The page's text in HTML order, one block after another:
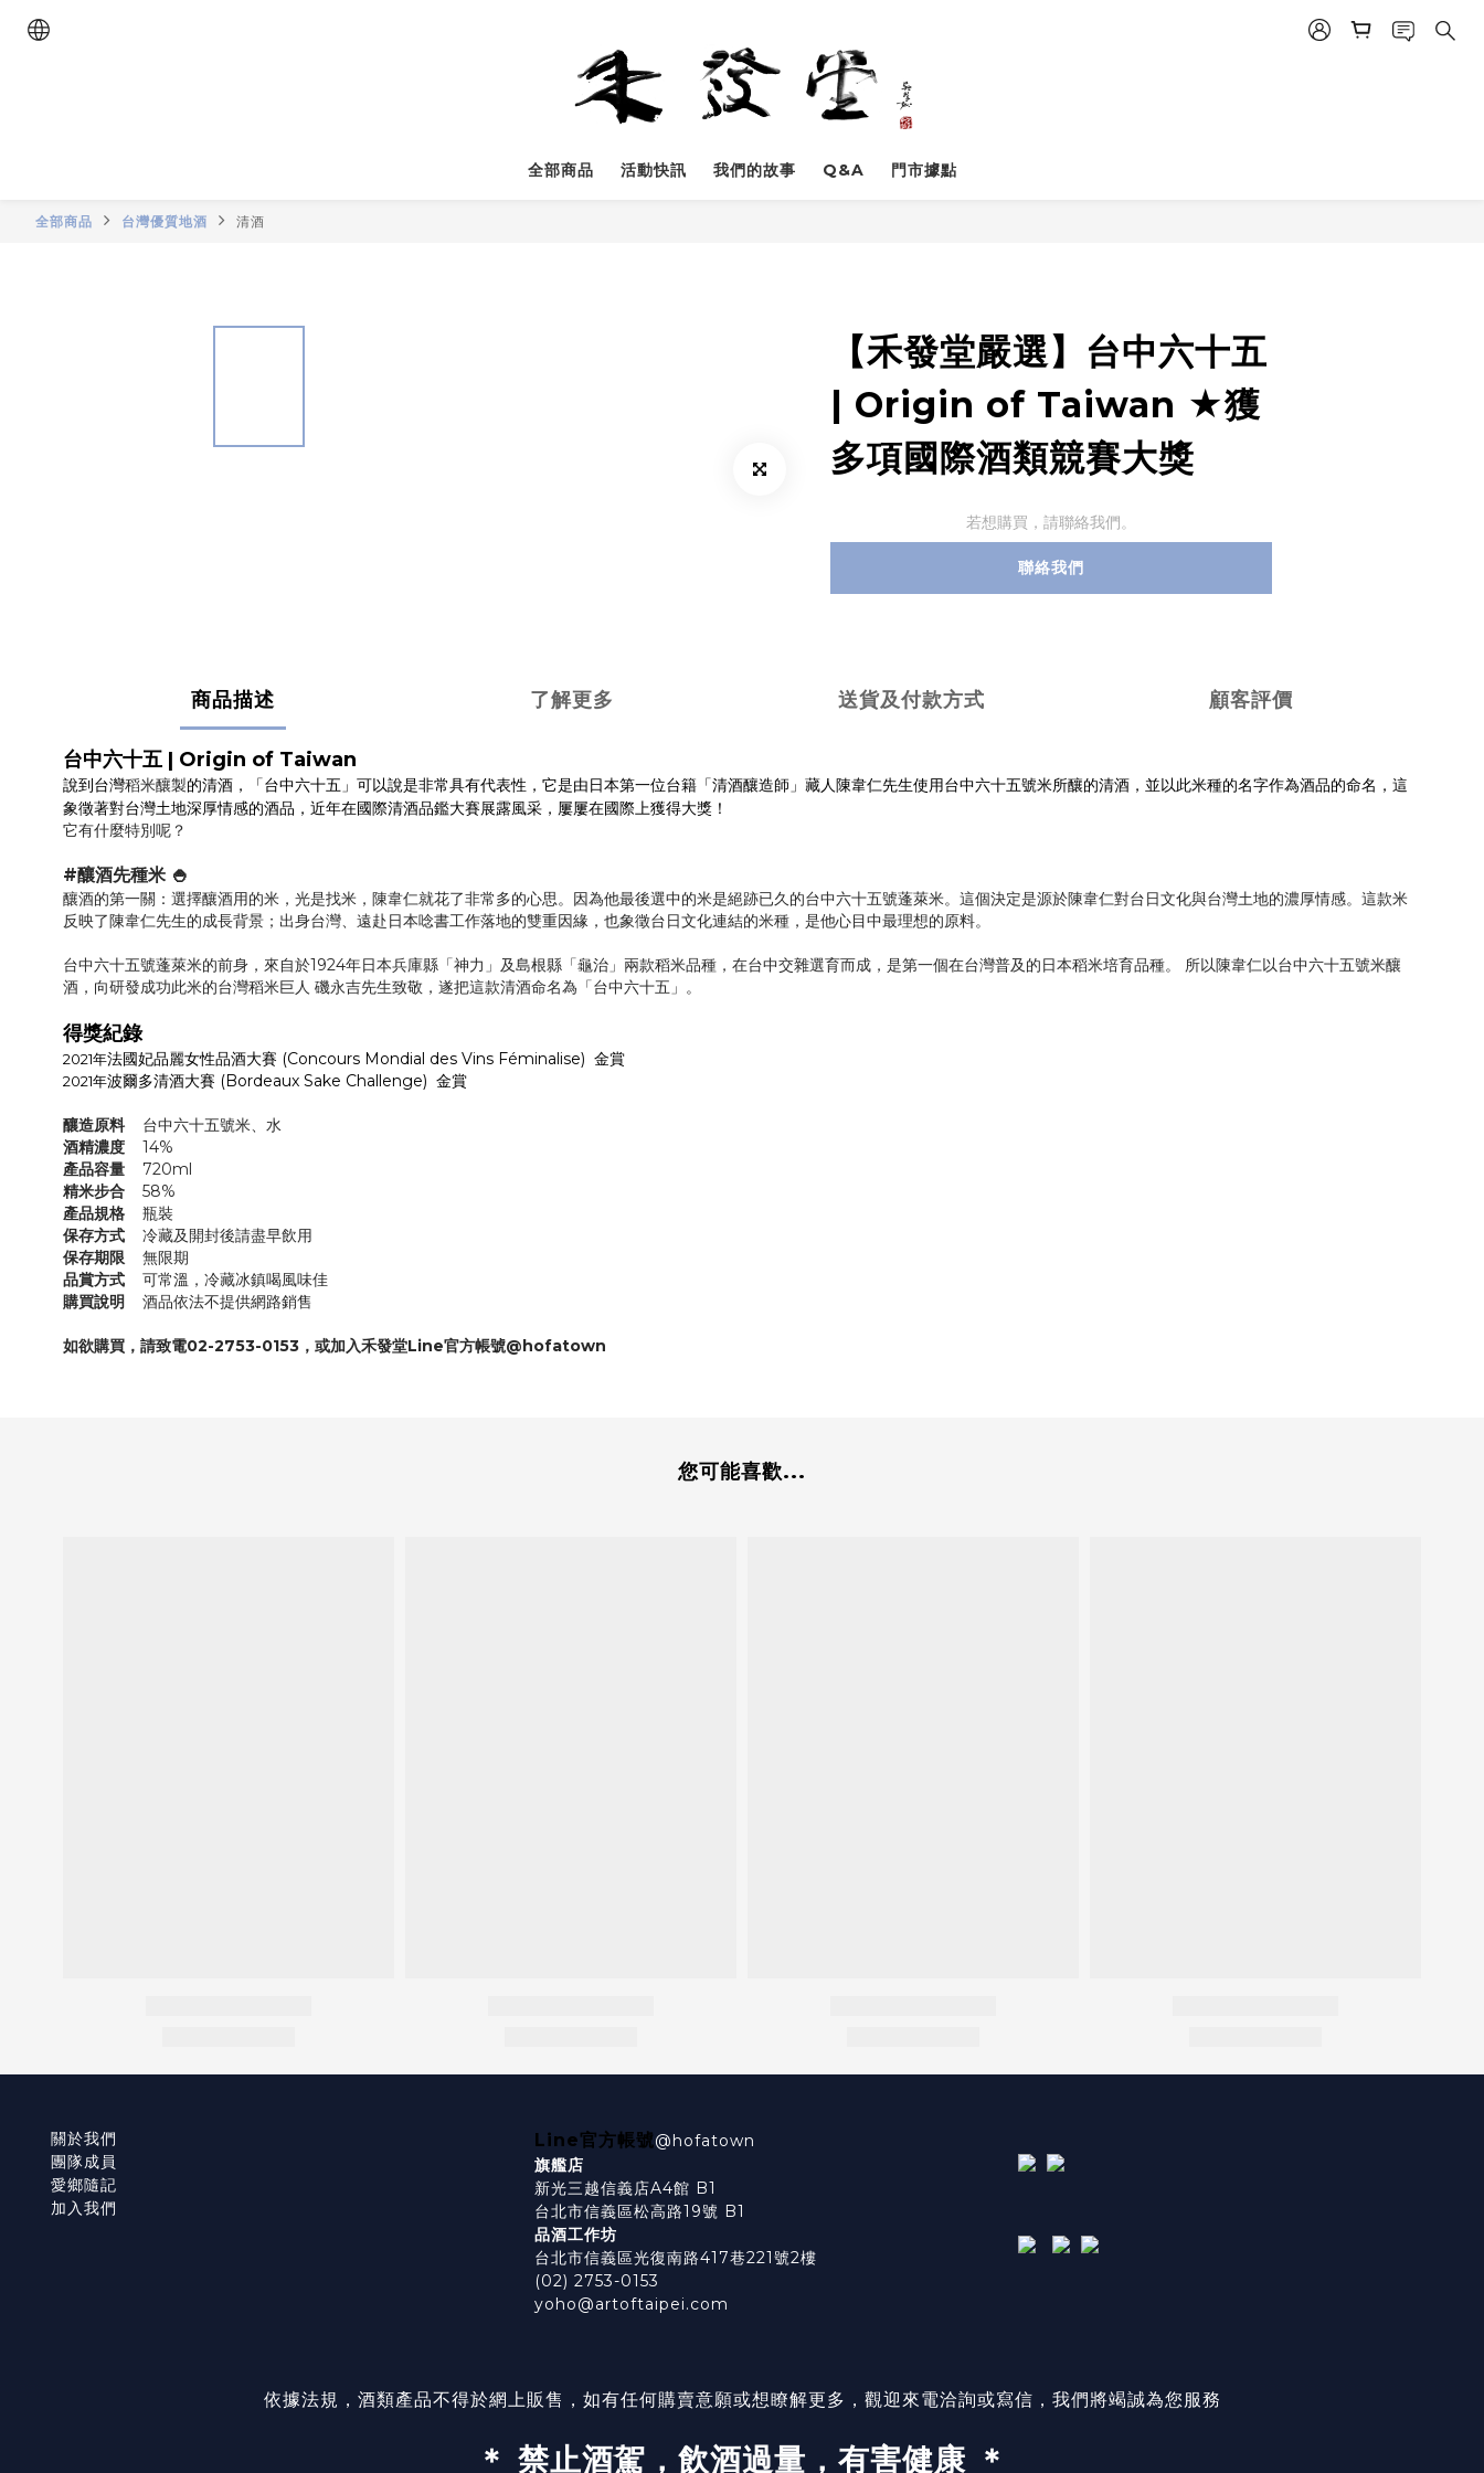
全部商品 活動快訊 我們的故事 Q&A 門市據點
全部商品 台灣優質地酒 清酒
【禾發堂嚴選】台中六十五
| Origin of Taiwan ★獲
多項國際酒類競賽大獎
若想購買，請聯絡我們。
聯絡我們
商品描述 了解更多 送貨及付款方式 顧客評價
台中六十五 | Origin of Taiwan
說到台灣稻米釀製的清酒，「台中六十五」可以說是非常具有代表性，它是由日本第一位台籍「清酒釀造師」藏人陳韋仁先生使用台中六十五號米所釀的清酒，並以此米種的名字作為酒品的命名，這
象徵著對台灣土地深厚情感的酒品，近年在國際清酒品鑑大賽展露風采，屢屢在國際上獲得大獎！
它有什麼特別呢？
#釀酒先種米 🍚
釀酒的第一關：選擇釀酒用的米，光是找米，陳韋仁就花了非常多的心思。因為他最後選中的米是絕跡已久的台中六十五號蓬萊米。這個決定是源於陳韋仁對台日文化與台灣土地的濃厚情感。這款米
反映了陳韋仁先生的成長背景；出身台灣、遠赴日本唸書工作落地的雙重因緣，也象徵台日文化連結的米種，是他心目中最理想的原料。
台中六十五號蓬萊米的前身，來自於1924年日本兵庫縣「神力」及島根縣「龜治」兩款稻米品種，在台中交雜選育而成，是第一個在台灣普及的日本稻米培育品種。 所以陳韋仁以台中六十五號米釀
酒，向研發成功此米的台灣稻米巨人 磯永吉先生致敬，遂把這款清酒命名為「台中六十五」。
得獎紀錄
2021年法國妃品麗女性品酒大賽 (Concours Mondial des Vins Féminalise) 金賞
2021年波爾多清酒大賽 (Bordeaux Sake Challenge) 金賞
釀造原料 台中六十五號米、 水
酒精濃度
14%
產品容量 720ml
精米步合 58%
產品規格 瓶裝
保存方式 冷藏及開封後請盡早飲用
保存期限 無限期
品賞方式
可常溫，冷藏冰鎮喝風味佳
購買說明
酒品依法不提供網路銷售
如欲購買，請致電02-2753-0153，或加入禾發堂Line官方帳號@hofatown
您可能喜歡...
關於我們
團隊成員
愛鄉隨記
加入我們
Line官方帳號@hofatown
旗艦店
新光三越信義店A4館 B1
台北市信義區松高路19號 B1
品酒工作坊
台北市信義區光復南路417巷221號2樓
(02) 2753-0153
yoho@artoftaipei.com
依據法規，酒類產品不得於網上販售，如有任何購賣意願或想瞭解更多，觀迎來電洽詢或寫信，我們將竭誠為您服務
＊ 禁止酒駕，飲酒過量，有害健康 ＊